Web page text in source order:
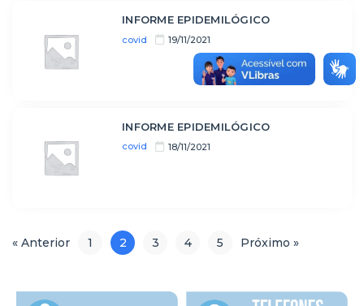
covid 19/11/2021
INFORME EPIDEMILÓGICO
covid 18/11/2021
INFORME EPIDEMILÓGICO
« Anterior 1 2 3 4 5 Próximo »